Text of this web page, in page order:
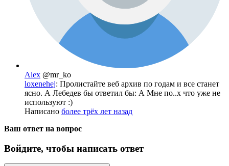
Alex @mr_ko
loxenehej: Пролистайте веб архив по годам и все станет
ясно. А Лебедев бы ответил бы: А Мне по..х что уже не
используют :)
Написано более трёх лет назад
Ваш ответ на вопрос
Войдите, чтобы написать ответ